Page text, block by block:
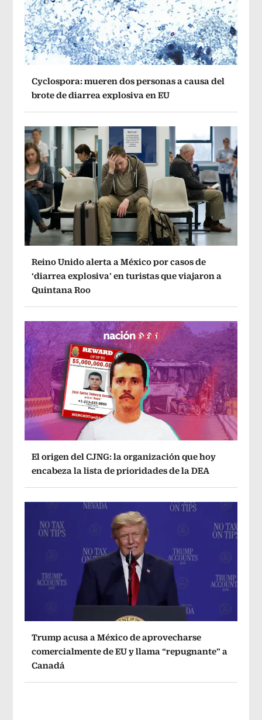
Cyclospora: mueren dos personas a causa del
brote de diarrea explosiva en EU
Reino Unido alerta a México por casos de
‘diarrea explosiva’ en turistas que viajaron a
Quintana Roo
El origen del CJNG: la organización que hoy
encabeza la lista de prioridades de la DEA
Trump acusa a México de aprovecharse
comercialmente de EU y llama “repugnante” a
Canadá